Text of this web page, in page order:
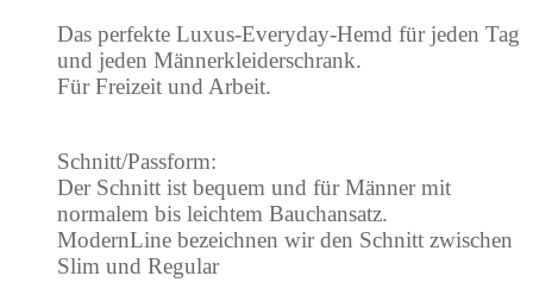
Das perfekte Luxus-Everyday-Hemd für jeden Tag
und jeden Männerkleiderschrank.
Für Freizeit und Arbeit.
Schnitt/Passform:
Der Schnitt ist bequem und für Männer mit
normalem bis leichtem Bauchansatz.
ModernLine bezeichnen wir den Schnitt zwischen
Slim und Regular